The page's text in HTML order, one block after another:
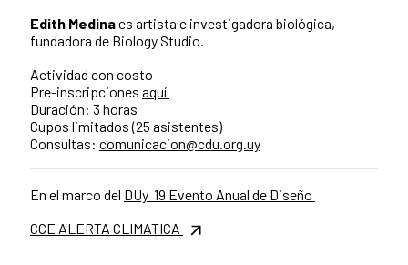
Edith Medinaes artista e investigadora biológica,
fundadora de Biology Studio.
Actividad con costo
Pre-inscripciones aquí
Duración: 3 horas
Cupos limitados (25 asistentes)
Consultas: comunicacion@cdu.org.uy
En el marco del DUy 19 Evento Anual de Diseño
CCE ALERTA CLIMATICA